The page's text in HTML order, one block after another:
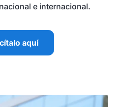
e internacional.
aquí